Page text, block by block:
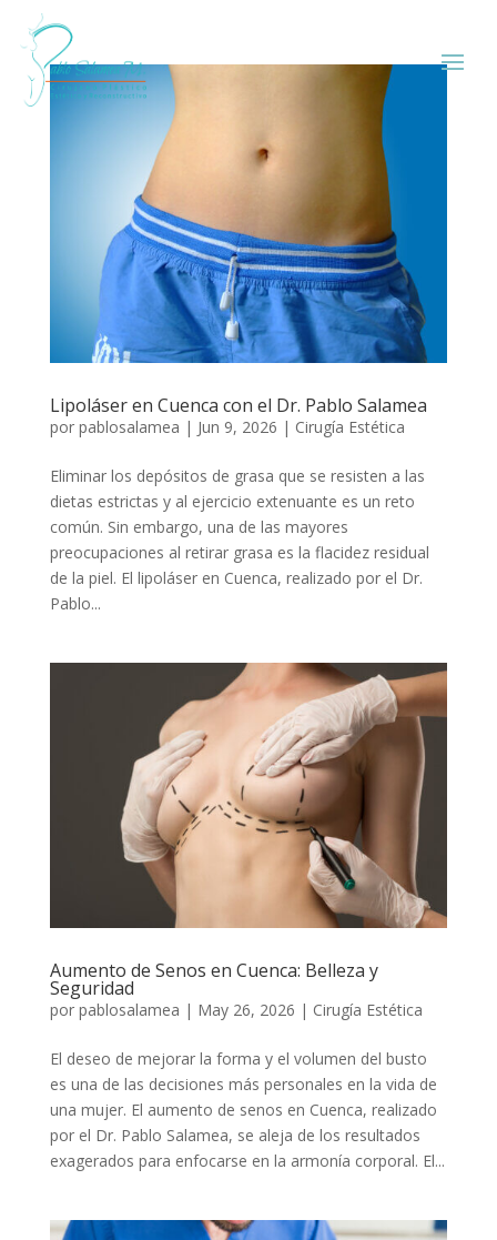
Lipoláser en Cuenca con el Dr. Pablo Salamea
por pablosalamea | Jun 9, 2026 | Cirugía Estética
Eliminar los depósitos de grasa que se resisten a las
dietas estrictas y al ejercicio extenuante es un reto
común. Sin embargo, una de las mayores
preocupaciones al retirar grasa es la flacidez residual
de la piel. El lipoláser en Cuenca, realizado por el Dr.
Pablo...
Aumento de Senos en Cuenca: Belleza y
Seguridad
por pablosalamea | May 26, 2026 | Cirugía Estética
El deseo de mejorar la forma y el volumen del busto
es una de las decisiones más personales en la vida de
una mujer. El aumento de senos en Cuenca, realizado
por el Dr. Pablo Salamea, se aleja de los resultados
exagerados para enfocarse en la armonía corporal. El...